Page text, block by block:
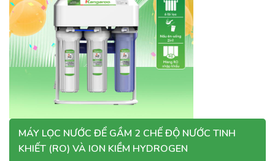
MÁY LỌC NƯỚC ĐỂ GẦM 2 CHẾ ĐỘ NƯỚC TINH
KHIẾT (RO) VÀ ION KIỀM HYDROGEN